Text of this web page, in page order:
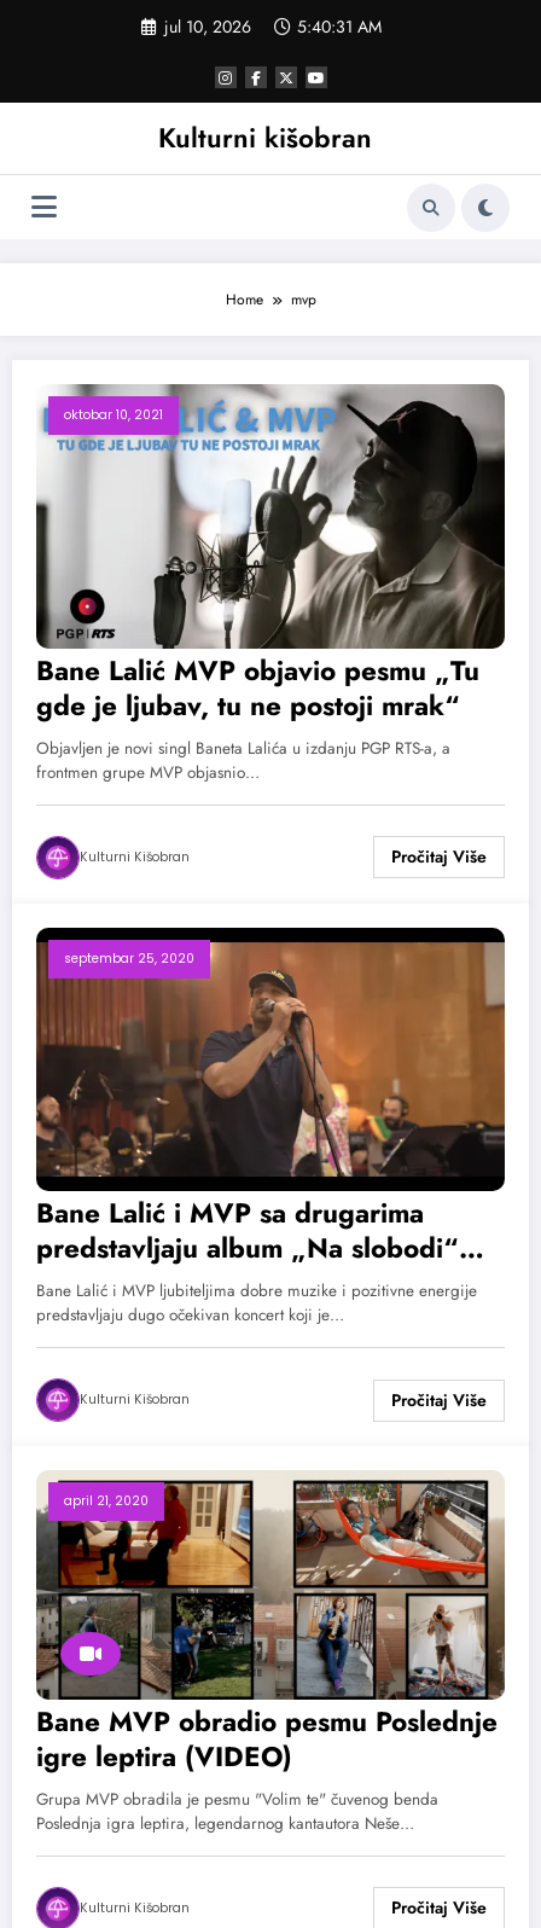
jul 10, 2026 5:40:32 AM
Kulturni kišobran
Home mvp
oktobar 10, 2021
Bane Lalić MVP objavio pesmu „Tu
gde je ljubav, tu ne postoji mrak“
Objavljen je novi singl Baneta Lalića u izdanju PGP RTS-a, a
frontmen grupe MVP objasnio…
Kulturni Kišobran
septembar 25, 2020
Bane Lalić i MVP sa drugarima
predstavljaju album „Na slobodi“
kroz mini koncert
Bane Lalić i MVP ljubiteljima dobre muzike i pozitivne energije
predstavljaju dugo očekivan koncert koji je…
Kulturni Kišobran
april 21, 2020
Bane MVP obradio pesmu Poslednje
igre leptira (VIDEO)
Grupa MVP obradila je pesmu "Volim te" čuvenog benda
Poslednja igra leptira, legendarnog kantautora Neše…
Kulturni Kišobran